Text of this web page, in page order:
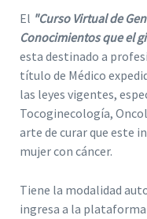
El "Curso Virtual de
Conocimientos que el
esta destinado a
título de Médico
las leyes vigentes,
Tocoginecología,
arte de curar que este
mujer con cáncer.
Tiene la modalidad
ingresa a la plataforma